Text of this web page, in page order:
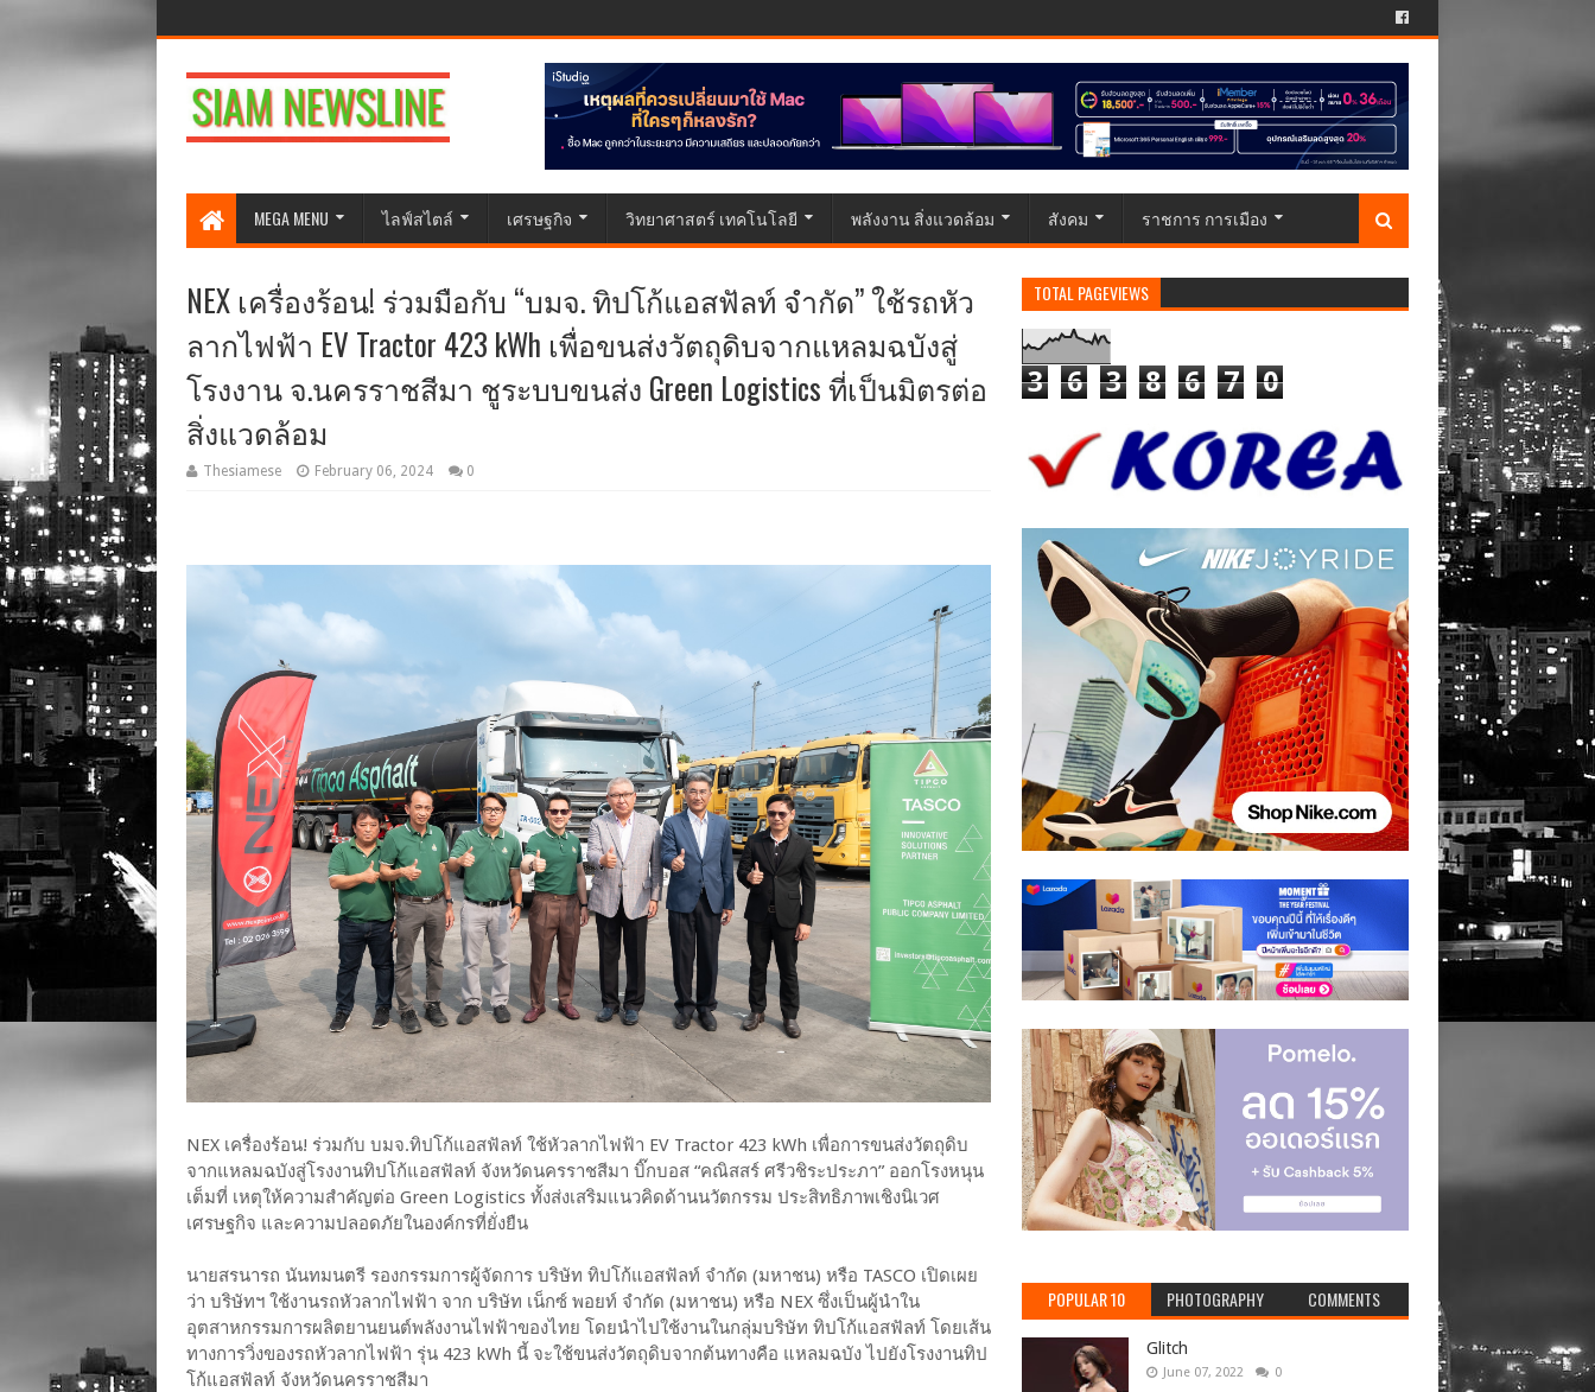
MEGA MENU ไลฟ์สไตล์ เศรษฐกิจ วิทยาศาสตร์ เทคโนโลยี พลังงาน สิ่งแวดล้อม สังคม ราชการ การเมือง
NEX เครื่องร้อน! ร่วมมือกับ “บมจ. ทิปโก้แอสฟัลท์ จำกัด” ใช้รถหัว
ลากไฟฟ้า EV Tractor 423 kWh เพื่อขนส่งวัตถุดิบจากแหลมฉบังสู่
โรงงาน จ.นครราชสีมา ชูระบบขนส่ง Green Logistics ที่เป็นมิตรต่อ
สิ่งแวดล้อม
Thesiamese February 06, 2024 0
NEX เครื่องร้อน! ร่วมกับ บมจ.ทิปโก้แอสฟัลท์ ใช้หัวลากไฟฟ้า EV Tractor 423 kWh เพื่อการขนส่งวัตถุดิบ
จากแหลมฉบังสู่โรงงานทิปโก้แอสฟัลท์ จังหวัดนครราชสีมา บิ๊กบอส “คณิสสร์ ศรีวชิระประภา” ออกโรงหนุน
เต็มที่ เหตุให้ความสำคัญต่อ Green Logistics ทั้งส่งเสริมแนวคิดด้านนวัตกรรม ประสิทธิภาพเชิงนิเวศ
เศรษฐกิจ และความปลอดภัยในองค์กรที่ยั่งยืน
นายสรนารถ นันทมนตรี รองกรรมการผู้จัดการ บริษัท ทิปโก้แอสฟัลท์ จำกัด (มหาชน) หรือ TASCO เปิดเผย
ว่า บริษัทฯ ใช้งานรถหัวลากไฟฟ้า จาก บริษัท เน็กซ์ พอยท์ จำกัด (มหาชน) หรือ NEX ซึ่งเป็นผู้นำใน
อุตสาหกรรมการผลิตยานยนต์พลังงานไฟฟ้าของไทย โดยนำไปใช้งานในกลุ่มบริษัท ทิปโก้แอสฟัลท์ โดยเส้น
ทางการวิ่งของรถหัวลากไฟฟ้า รุ่น 423 kWh นี้ จะใช้ขนส่งวัตถุดิบจากต้นทางคือ แหลมฉบัง ไปยังโรงงานทิป
โก้แอสฟัลท์ จังหวัดนครราชสีมา
TOTAL PAGEVIEWS
3 6 3 8 6 7 0
POPULAR 10 PHOTOGRAPHY COMMENTS
Glitch
June 07, 2022 0